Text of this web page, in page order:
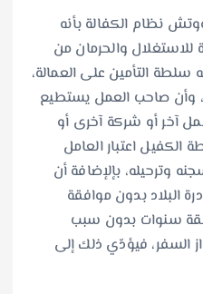
نظام الكفالة بأنه
والحرمان من
التأمين على العمالة،
وأن صاحب العمل يستطيع
آخر أو شركة آخرى أو
اعتبار العامل
وترحيله، بإلإضافة أن
البلاد بدون موافقة
سنوات بدون سبب
السفر، فيؤدّي ذلك إلى